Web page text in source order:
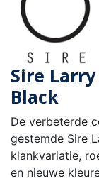
Sire
Black
De verbeterde
gestemde Sire
klankvariatie,
en nieuwe